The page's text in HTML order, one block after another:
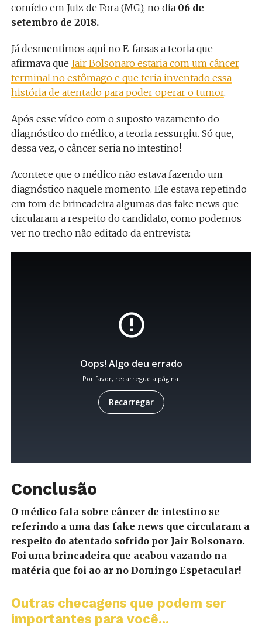
comício em Juiz de Fora (MG), no dia 06 de
setembro de 2018.
Já desmentimos aqui no E-farsas a teoria que
afirmava que Jair Bolsonaro estaria com um câncer
terminal no estômago e que teria inventado essa
história de atentado para poder operar o tumor.
Após esse vídeo com o suposto vazamento do
diagnóstico do médico, a teoria ressurgiu. Só que,
dessa vez, o câncer seria no intestino!
Acontece que o médico não estava fazendo um
diagnóstico naquele momento. Ele estava repetindo
em tom de brincadeira algumas das fake news que
circularam a respeito do candidato, como podemos
ver no trecho não editado da entrevista:
Conclusão
O médico fala sobre câncer de intestino se
referindo a uma das fake news que circularam a
respeito do atentado sofrido por Jair Bolsonaro.
Foi uma brincadeira que acabou vazando na
matéria que foi ao ar no Domingo Espetacular!
Outras checagens que podem ser
importantes para você...